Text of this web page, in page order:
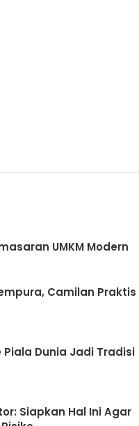
UMKM Modern
Camilan Praktis
Piala Dunia Jadi Tradisi
Siapkan Hal Ini Agar